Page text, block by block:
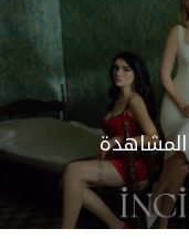
المشاهدة